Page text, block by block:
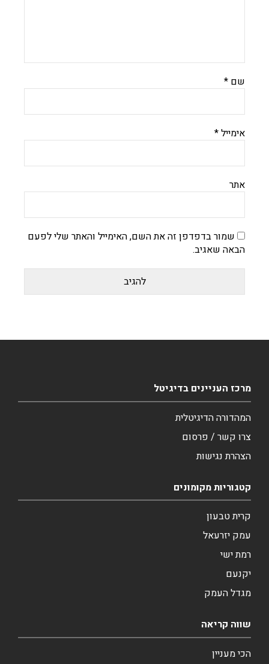
שם *
אימייל*
אתר
שמור בדפדפן זה את השם, האימייל והאתר שלי לפעם
הבאה שאגיב.
מרכז העניינים בדיגיטל
המהדורה הדיגיטלית
צרו קשר / פרסום
הצהרת נגישות
קטגוריות מקומונים
קרית טבעון
עמק יזרעאל
רמת ישי
יקנעם
מגדל העמק
שווה קריאה
הכי מעניין